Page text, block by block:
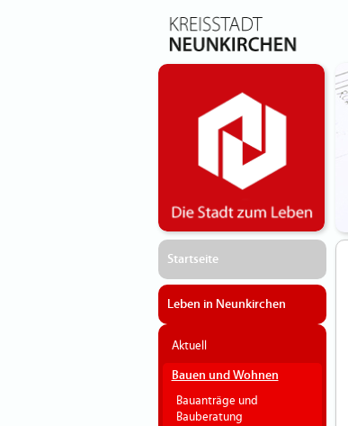
Startseite
Leben in Neunkirchen
Aktuell
Bauen und Wohnen
Bauanträge und
Bauberatung